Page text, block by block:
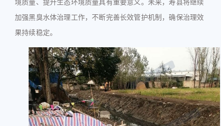
境质量、提升生态环境质量具有重要意义。未来，寿县将继续
加强黑臭水体治理工作，不断完善长效管护机制，确保治理效
果持续稳定。